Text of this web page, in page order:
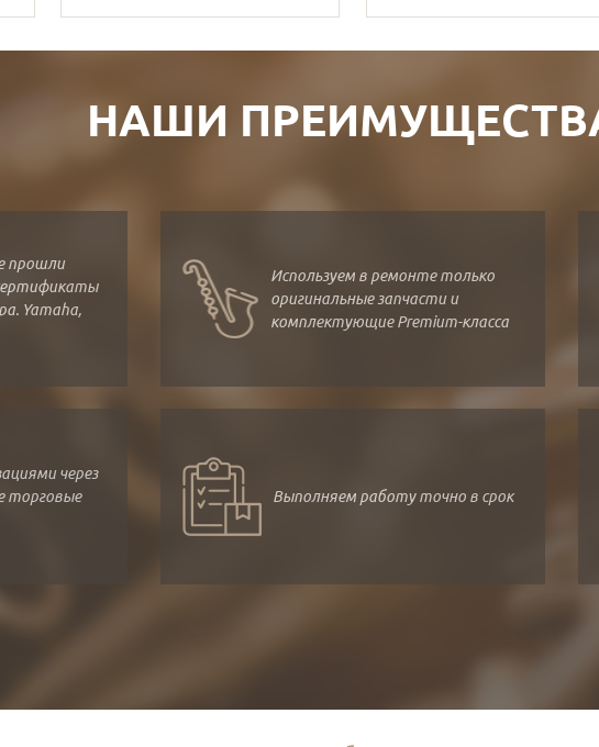
НАШИ
прошли
Yamaha,
Используем в ремонте только
оригинальные запчасти и
комплектующие Premium-класса
через
торговые
Выполняем работу точно в срок